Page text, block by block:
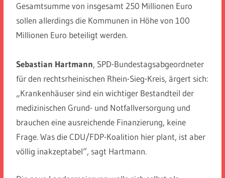
Gesamtsumme von insgesamt 250 Millionen Euro
sollen allerdings die Kommunen in Höhe von 100
Millionen Euro beteiligt werden.
Sebastian Hartmann, SPD-Bundestagsabgeordneter
für den rechtsrheinischen Rhein-Sieg-Kreis, ärgert sich:
„Krankenhäuser sind ein wichtiger Bestandteil der
medizinischen Grund- und Notfallversorgung und
brauchen eine ausreichende Finanzierung, keine
Frage. Was die CDU/FDP-Koalition hier plant, ist aber
völlig inakzeptabel“, sagt Hartmann.